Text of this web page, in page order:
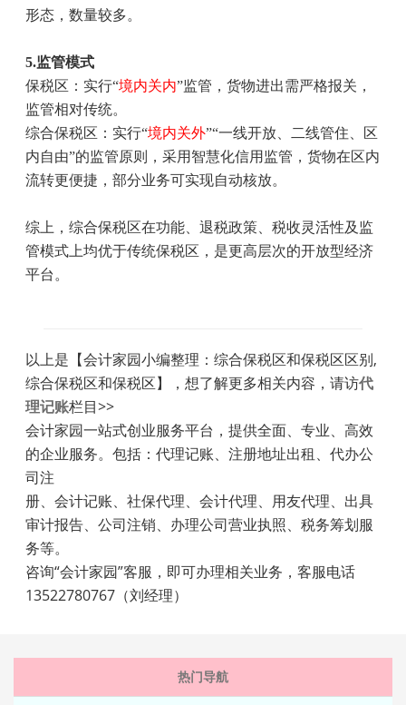
形态，数量较多。
5.监管模式
保税区：实行“境内关内”监管，货物进出需严格报关，
监管相对传统。
综合保税区：实行“境内关外”“一线开放、二线管住、区
内自由”的监管原则，采用智慧化信用监管，货物在区内
流转更便捷，部分业务可实现自动核放。
综上，综合保税区在功能、退税政策、税收灵活性及监
管模式上均优于传统保税区，是更高层次的开放型经济
平台。
以上是【会计家园小编整理：综合保税区和保税区区别,
综合保税区和保税区】，想了解更多相关内容，请访代
理记账栏目>>
会计家园一站式创业服务平台，提供全面、专业、高效
的企业服务。包括：代理记账、注册地址出租、代办公
司注
册、会计记账、社保代理、会计代理、用友代理、出具
审计报告、公司注销、办理公司营业执照、税务筹划服
务等。
咨询“会计家园”客服，即可办理相关业务，客服电话
13522780767（刘经理）
热门导航